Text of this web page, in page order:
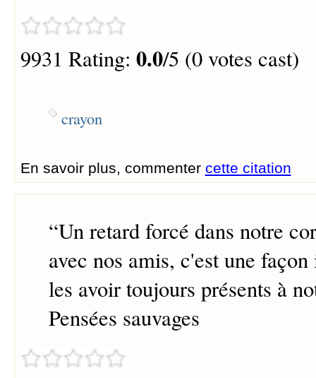
9931 Rating: 0.0/5 (0 votes cast)
crayon
En savoir plus, commenter cette citation
“Un retard forcé dans notre
avec nos amis, c'est une
les avoir toujours présents à
Pensées sauvages